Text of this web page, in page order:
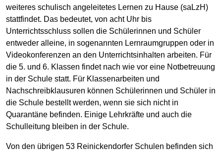
weiteres schulisch angeleitetes Lernen zu Hause (saLzH)
stattfindet. Das bedeutet, von acht Uhr bis
Unterrichtsschluss sollen die Schülerinnen und Schüler
entweder alleine, in sogenannten Lernraumgruppen oder in
Videokonferenzen an den Unterrichtsinhalten arbeiten. Für
die 5. und 6. Klassen findet nach wie vor eine Notbetreuung
in der Schule statt. Für Klassenarbeiten und
Nachschreibklausuren können Schülerinnen und Schüler in
die Schule bestellt werden, wenn sie sich nicht in
Quarantäne befinden. Einige Lehrkräfte und auch die
Schulleitung bleiben in der Schule.
Von den übrigen 53 Reinickendorfer Schulen befinden sich